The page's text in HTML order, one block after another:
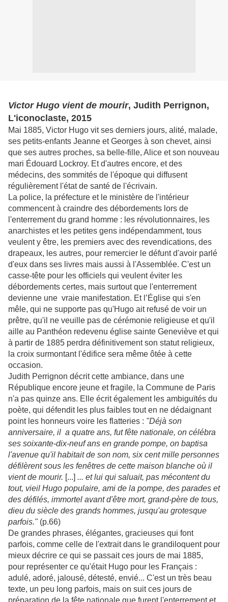
Victor Hugo vient de mourir, Judith Perrignon,
L'iconoclaste, 2015
Mai 1885, Victor Hugo vit ses derniers jours, alité, malade,
ses petits-enfants Jeanne et Georges à son chevet, ainsi
que ses autres proches, sa belle-fille, Alice et son nouveau
mari Édouard Lockroy. Et d'autres encore, et des
médecins, des sommités de l'époque qui diffusent
régulièrement l'état de santé de l'écrivain.
La police, la préfecture et le ministère de l'intérieur
commencent à craindre des débordements lors de
l'enterrement du grand homme : les révolutionnaires, les
anarchistes et les petites gens indépendamment, tous
veulent y être, les premiers avec des revendications, des
drapeaux, les autres, pour remercier le défunt d'avoir parlé
d'eux dans ses livres mais aussi à l'Assemblée. C'est un
casse-tête pour les officiels qui veulent éviter les
débordements certes, mais surtout que l'enterrement
devienne une vraie manifestation. Et l’Église qui s'en
mêle, qui ne supporte pas qu'Hugo ait refusé de voir un
prêtre, qu'il ne veuille pas de cérémonie religieuse et qu'il
aille au Panthéon redevenu église sainte Geneviève et qui
à partir de 1885 perdra définitivement son statut religieux,
la croix surmontant l'édifice sera même ôtée à cette
occasion.
Judith Perrignon décrit cette ambiance, dans une
République encore jeune et fragile, la Commune de Paris
n'a pas quinze ans. Elle écrit également les ambiguïtés du
poète, qui défendit les plus faibles tout en ne dédaignant
point les honneurs voire les flatteries : "Déjà son
anniversaire, il a quatre ans, fut fête nationale, on célébra
ses soixante-dix-neuf ans en grande pompe, on baptisa
l'avenue qu'il habitait de son nom, six cent mille personnes
défilèrent sous les fenêtres de cette maison blanche où il
vient de mourir. [...] ... et lui qui saluait, pas mécontent du
tout, vieil Hugo populaire, ami de la pompe, des parades et
des défilés, immortel avant d'être mort, grand-père de tous,
dieu du siècle des grands hommes, jusqu'au grotesque
parfois."(p.66)
De grandes phrases, élégantes, gracieuses qui font
parfois, comme celle de l'extrait dans le grandiloquent pour
mieux décrire ce qui se passait ces jours de mai 1885,
pour représenter ce qu'était Hugo pour les Français :
adulé, adoré, jalousé, détesté, envié... C'est un très beau
texte, un peu long parfois, mais on suit ces jours de